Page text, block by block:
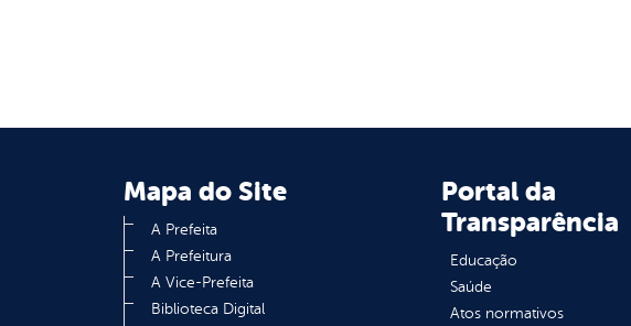
Mapa do Site
A Prefeita
A Prefeitura
A Vice-Prefeita
Biblioteca Digital
Portal da
Transparência
Educação
Saúde
Atos normativos